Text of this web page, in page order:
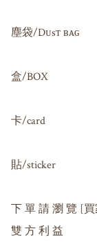
塵袋/Dᴜsᴛ ʙᴀɢ
盒/BOX
卡/card
貼/sticker
下 單 請 瀏 覽 [
雙 方 利 益